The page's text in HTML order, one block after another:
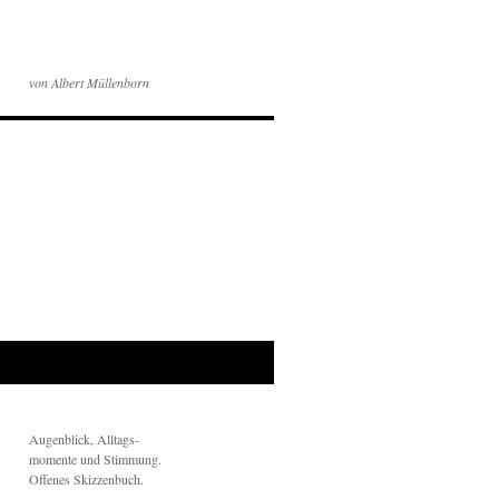
von Albert Müllenborn
Augenblick, Alltags-
momente und Stimmung.
Offenes Skizzenbuch.